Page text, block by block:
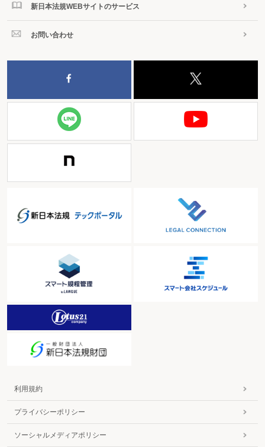
新日本法規WEBサイトのサービス
お問い合わせ
利用規約
プライバシーポリシー
ソーシャルメディアポリシー